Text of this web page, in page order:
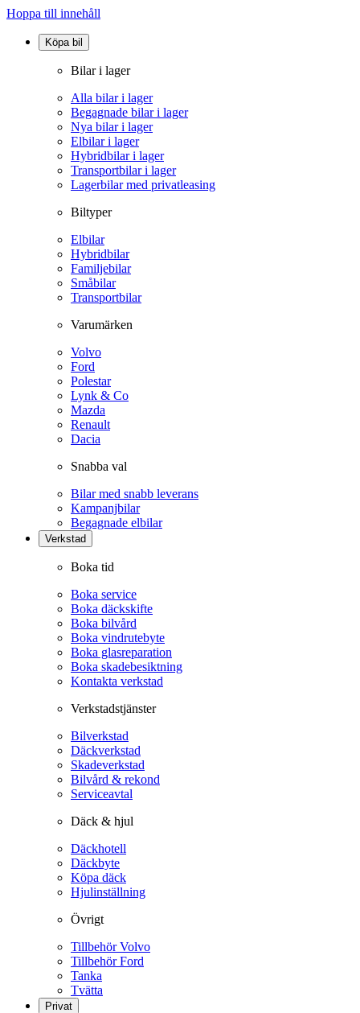
Hoppa till innehåll
Köpa bil
Bilar i lager
Alla bilar i lager
Begagnade bilar i lager
Nya bilar i lager
Elbilar i lager
Hybridbilar i lager
Transportbilar i lager
Lagerbilar med privatleasing
Biltyper
Elbilar
Hybridbilar
Familjebilar
Småbilar
Transportbilar
Varumärken
Volvo
Ford
Polestar
Lynk & Co
Mazda
Renault
Dacia
Snabba val
Bilar med snabb leverans
Kampanjbilar
Begagnade elbilar
Verkstad
Boka tid
Boka service
Boka däckskifte
Boka bilvård
Boka vindrutebyte
Boka glasreparation
Boka skadebesiktning
Kontakta verkstad
Verkstadstjänster
Bilverkstad
Däckverkstad
Skadeverkstad
Bilvård & rekond
Serviceavtal
Däck & hjul
Däckhotell
Däckbyte
Köpa däck
Hjulinställning
Övrigt
Tillbehör Volvo
Tillbehör Ford
Tanka
Tvätta
Privat